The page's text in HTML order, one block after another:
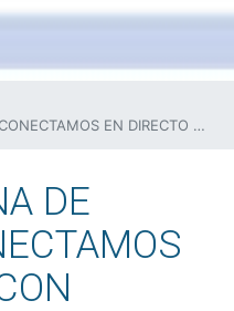
ALUMNOS QUE ESTÁN EN UN ERASMUS+ EN ITALIA
DE